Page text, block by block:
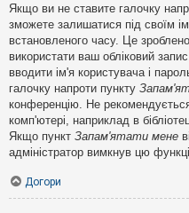
Якщо ви не ставите галочку
зможете залишатися під своїм
встановленого часу. Це
використати ваш обліковий
вводити ім'я користувача і
галочку напроти пункту
конференцію. Не
комп'ютері, наприклад в
Якщо пункт Запам'ятати мене
адміністратор вимкнув цю
Догори